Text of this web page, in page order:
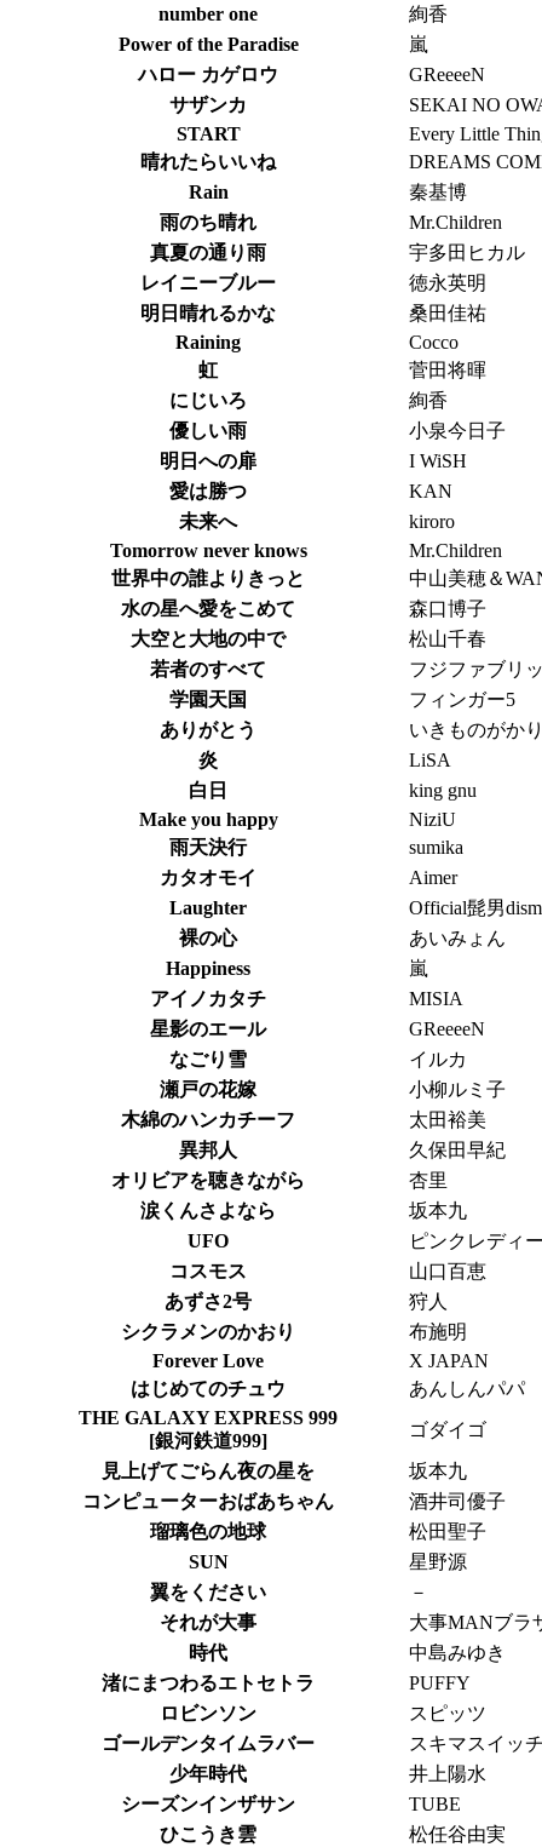
number one
絢香
Power of the Paradise
嵐
ハロー カゲロウ
GReeeeN
サザンカ
SEKAI NO
START
Every Little
晴れたらいいね
DREAMS
Rain
秦基博
雨のち晴れ
Mr.Children
真夏の通り雨
宇多田ヒカル
レイニーブルー
徳永英明
明日晴れるかな
桑田佳祐
Raining
Cocco
虹
菅田将暉
にじいろ
絢香
優しい雨
小泉今日子
明日への扉
I WiSH
愛は勝つ
KAN
未来へ
kiroro
Tomorrow never knows
Mr.Children
世界中の誰よりきっと
中山美穂＆
水の星へ愛をこめて
森口博子
大空と大地の中で
松山千春
若者のすべて
フジファブリ
学園天国
フィンガー5
ありがとう
いきものがか
炎
LiSA
白日
king gnu
Make you happy
NiziU
雨天決行
sumika
カタオモイ
Aimer
Laughter
Official髭男dism
裸の心
あいみょん
Happiness
嵐
アイノカタチ
MISIA
星影のエール
GReeeeN
なごり雪
イルカ
瀬戸の花嫁
小柳ルミ子
木綿のハンカチーフ
太田裕美
異邦人
久保田早紀
オリビアを聴きながら
杏里
涙くんさよなら
坂本九
UFO
ピンクレディ
コスモス
山口百恵
あずさ2号
狩人
シクラメンのかおり
布施明
Forever Love
X JAPAN
はじめてのチュウ
あんしんパパ
THE GALAXY EXPRESS 999
[銀河鉄道999]
ゴダイゴ
見上げてごらん夜の星を
坂本九
コンピューターおばあちゃん
酒井司優子
瑠璃色の地球
松田聖子
SUN
星野源
翼をください
－
それが大事
大事MANブラ
時代
中島みゆき
渚にまつわるエトセトラ
PUFFY
ロビンソン
スピッツ
ゴールデンタイムラバー
スキマスイッ
少年時代
井上陽水
シーズンインザサン
TUBE
ひこうき雲
松任谷由実